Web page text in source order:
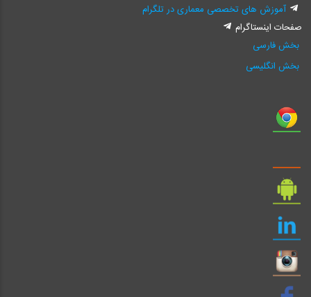
آموزش های تخصصی معماری در تلگرام
صفحات اینستاگرام
بخش فارسی
بخش انگلیسی